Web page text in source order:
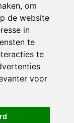
, om
de website
in
te
te
voor